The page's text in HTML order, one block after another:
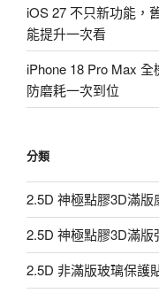
iOS 27 不只新功能，
能提升一次看
iPhone 18 Pro Max
防磨耗一次到位
分類
2.5D 神極點膠3D滿
2.5D 神極點膠3D滿
2.5D 非滿版玻璃保護